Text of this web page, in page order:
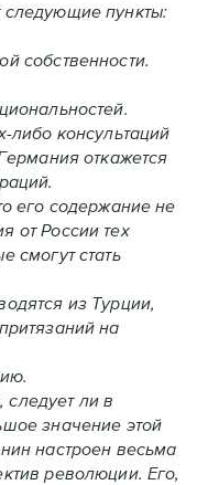
пункты:
собственности.
либо консультаций
откажется
его содержание не
от России тех
смогут стать
из Турции,
на
ли в
значение этой
настроен весьма
революции. Его,